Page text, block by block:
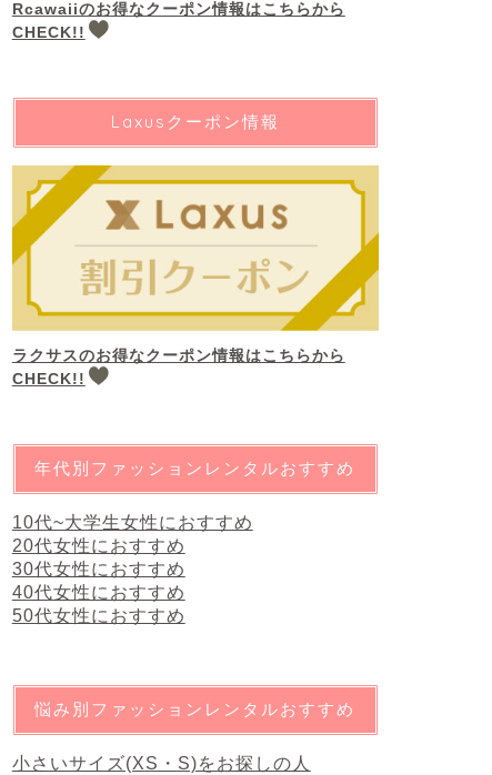
Rcawaiiのお得なクーポン情報はこちらから
CHECK!!
Laxusクーポン情報
ラクサスのお得なクーポン情報はこちらから
CHECK!!
年代別ファッションレンタルおすすめ
10代~大学生女性におすすめ
20代女性におすすめ
30代女性におすすめ
40代女性におすすめ
50代女性におすすめ
悩み別ファッションレンタルおすすめ
小さいサイズ(XS・S)をお探しの人